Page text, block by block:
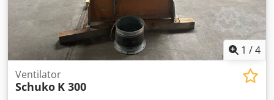
integrierter Rückzugfeder für den Kolbenrückzug -
Geschweißter Stahlrahmen für hohe Beanspruchung und
hohe Standfestigkeit - Vielseitig einsetzbar durch nach
links und rechts verschiebbarem Druckzylinder
1 /4
Ventilator
Schuko K 300